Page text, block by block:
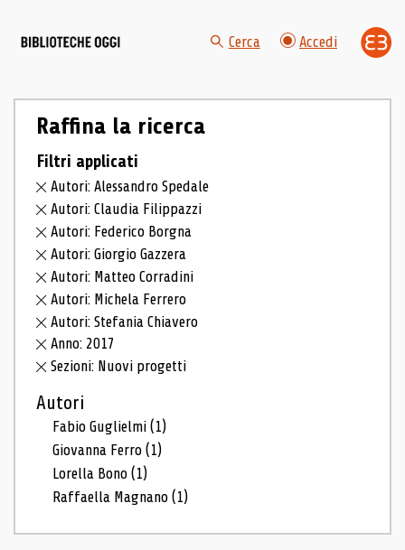
Cerca Accedi
Raffina la ricerca
Filtri applicati
Autori: Alessandro Spedale
Autori: Claudia Filippazzi
Autori: Federico Borgna
Autori: Giorgio Gazzera
Autori: Matteo Corradini
Autori: Michela Ferrero
Autori: Stefania Chiavero
Anno: 2017
Sezioni: Nuovi progetti
Autori
Fabio Guglielmi(1)
Giovanna Ferro(1)
Lorella Bono(1)
Raffaella Magnano(1)